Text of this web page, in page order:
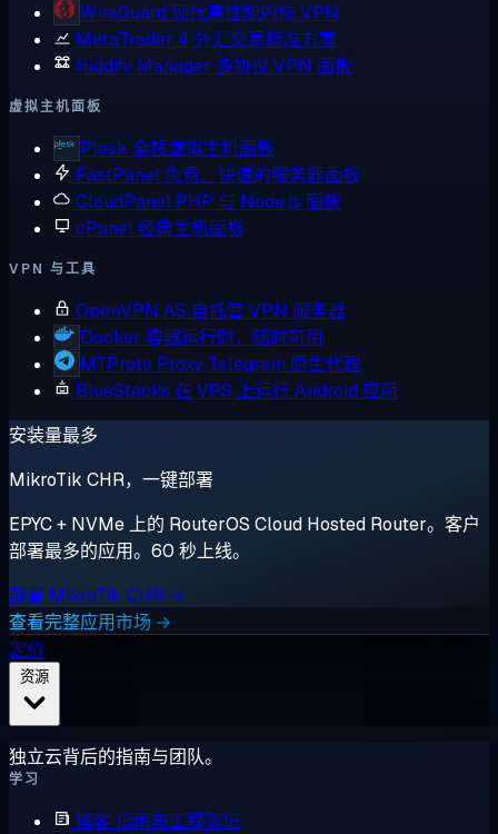
WireGuard 现代高性能内核 VPN
MetaTrader 4 外汇交易标准方案
Hiddify Manager 多协议 VPN 面板
虚拟主机面板
Plesk 全栈虚拟主机面板
FastPanel 免费、快速的服务器面板
CloudPanel PHP 与 Node.js 面板
cPanel经典主机面板
VPN 与工具
OpenVPN AS 自托管 VPN 服务器
Docker 容器运行时，随时可用
MTProto Proxy Telegram 原生代理
BlueStacks 在 VPS 上运行 Android 应用
安装量最多
MikroTik CHR，一键部署
EPYC + NVMe 上的 RouterOS Cloud Hosted Router。客户
部署最多的应用。60 秒上线。
部署 MikroTik CHR →
查看完整应用市场 →
定价
独立云背后的指南与团队。
学习
博客指南与工程笔记